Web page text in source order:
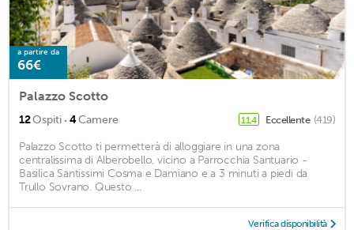
a partire da
66€
Palazzo Scotto
12Ospiti · 4Camere 11,4 Eccellente (419)
Palazzo Scotto ti permetterà di alloggiare in una zona
centralissima di Alberobello, vicino a Parrocchia Santuario -
Basilica Santissimi Cosma e Damiano e a 3 minuti a piedi da
Trullo Sovrano. Questo ...
Verifica disponibilità